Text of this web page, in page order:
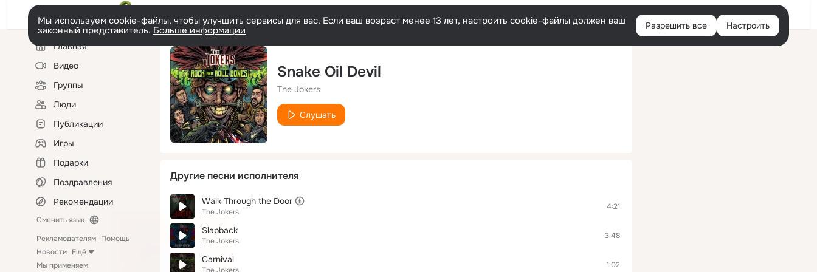
Войти
Мы используем cookie-файлы, чтобы улучшить сервисы для вас. Если ваш возраст менее 13 лет, настроить cookie-файлы должен ваш
законный представитель. Больше информации Разрешить все Настроить
Левая
колонкаГлавная
Видео
Группы
Люди
Публикации
Игры
Подарки
Поздравления
Рекомендации
Сменить язык
Рекламодателям Помощь
Новости Ещё
Мы применяем
Snake Oil Devil
The Jokers
Слушать
Другие песни исполнителя
Walk Through the Door
The Jokers
4:21
Slapback
The Jokers
3:48
Carnival 1:02